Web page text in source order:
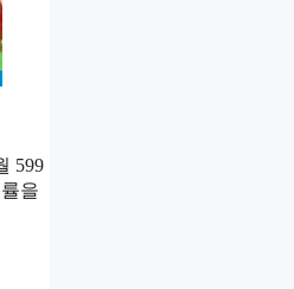
599
을